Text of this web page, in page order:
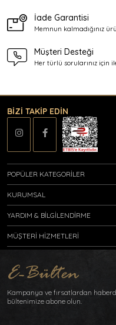
İade Garantisi
Memnun kalmadığınız
Müşteri Desteği
Her türlü sorularınız için
BİZİ TAKİP EDİN
POPÜLER KATEGORİLER
KURUMSAL
YARDIM & BİLGİLENDİRME
MÜŞTERİ HİZMETLERİ
Kampanya ve fırsatlardan
bültenimize abone olun.